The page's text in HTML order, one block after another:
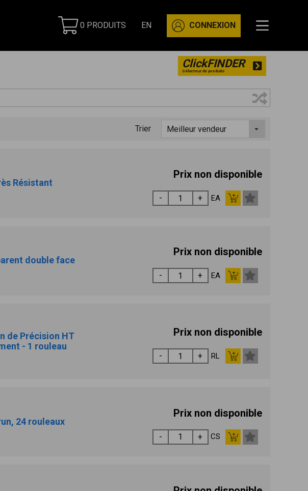
0 PRODUITS EN CONNEXION
ClickFINDER
Sélecteur de produits
Trier
Résistant
Prix non disponible
EA
double face
Prix non disponible
EA
de Précision HT
- 1 rouleau
Prix non disponible
RL
24 rouleaux
Prix non disponible
CS